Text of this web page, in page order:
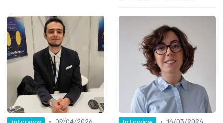
Interview
09/04/2026
Interview
16/03/2026